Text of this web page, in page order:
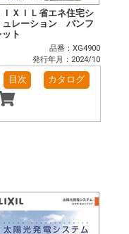
リア（1）
）
・屋根・外壁（4）
5）
ＩＸＩＬ省エネ住宅シ
ュレーション パンフ
ット
品番：XG4900
発行年月：2024/10
目次 カタログ